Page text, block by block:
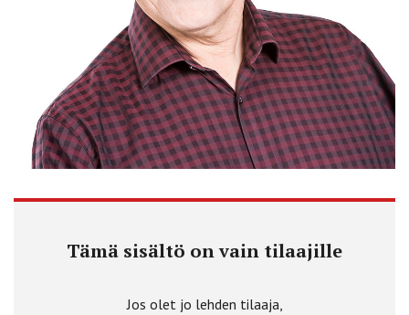
Tämä sisältö on vain tilaajille
Jos olet jo lehden tilaaja,